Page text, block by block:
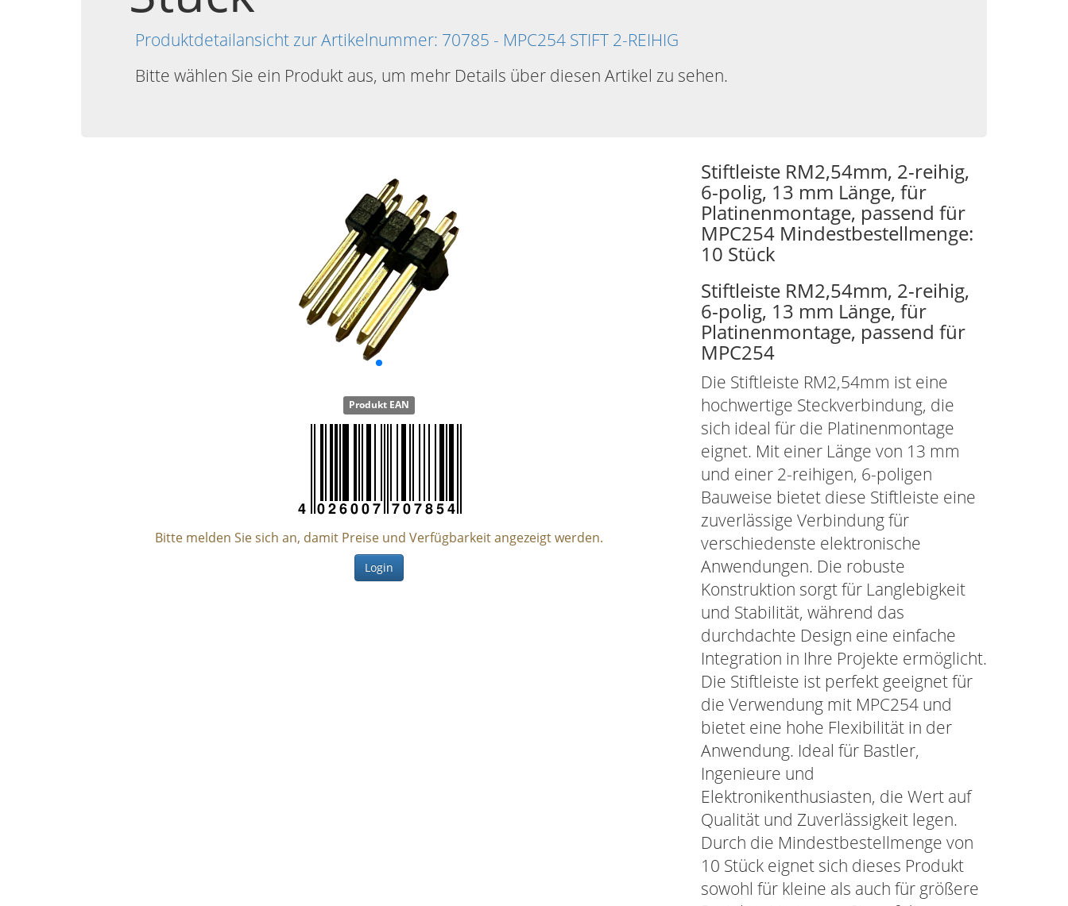
Produktdetailansicht zur Artikelnummer: 70785 - MPC254 STIFT 2-REIHIG
Bitte wählen Sie ein Produkt aus, um mehr Details über diesen Artikel zu sehen.
Produkt EAN
Bitte melden Sie sich an, damit Preise und Verfügbarkeit angezeigt werden.
Login
Stiftleiste RM2,54mm, 2-reihig,
6-polig, 13 mm Länge, für
Platinenmontage, passend für
MPC254 Mindestbestellmenge:
10 Stück
Stiftleiste RM2,54mm, 2-reihig,
6-polig, 13 mm Länge, für
Platinenmontage, passend für
MPC254
Die Stiftleiste RM2,54mm ist eine
hochwertige Steckverbindung, die
sich ideal für die Platinenmontage
eignet. Mit einer Länge von 13 mm
und einer 2-reihigen, 6-poligen
Bauweise bietet diese Stiftleiste eine
zuverlässige Verbindung für
verschiedenste elektronische
Anwendungen. Die robuste
Konstruktion sorgt für Langlebigkeit
und Stabilität, während das
durchdachte Design eine einfache
Integration in Ihre Projekte ermöglicht.
Die Stiftleiste ist perfekt geeignet für
die Verwendung mit MPC254 und
bietet eine hohe Flexibilität in der
Anwendung. Ideal für Bastler,
Ingenieure und
Elektronikenthusiasten, die Wert auf
Qualität und Zuverlässigkeit legen.
Durch die Mindestbestellmenge von
10 Stück eignet sich dieses Produkt
sowohl für kleine als auch für größere